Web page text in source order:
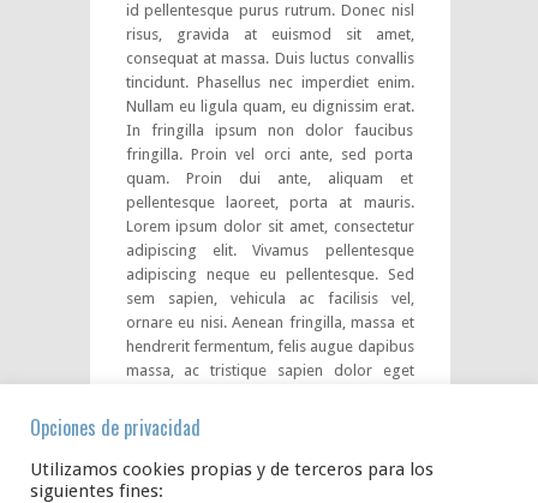
id pellentesque purus rutrum. Donec nisl
risus, gravida at euismod sit amet,
consequat at massa. Duis luctus convallis
tincidunt. Phasellus nec imperdiet enim.
Nullam eu ligula quam, eu dignissim erat.
In fringilla ipsum non dolor faucibus
fringilla. Proin vel orci ante, sed porta
quam. Proin dui ante, aliquam et
pellentesque laoreet, porta at mauris.
Lorem ipsum dolor sit amet, consectetur
adipiscing elit. Vivamus pellentesque
adipiscing neque eu pellentesque. Sed
sem sapien, vehicula ac facilisis vel,
ornare eu nisi. Aenean fringilla, massa et
hendrerit fermentum, felis augue dapibus
massa, ac tristique sapien dolor eget
ultricies libero pellentesque nec. Nullam
sagittis consectetur vestibulum. Praesent
iaculis gravida erat vitae varius.
Opciones de privacidad
Utilizamos cookies propias y de terceros para los
siguientes fines: